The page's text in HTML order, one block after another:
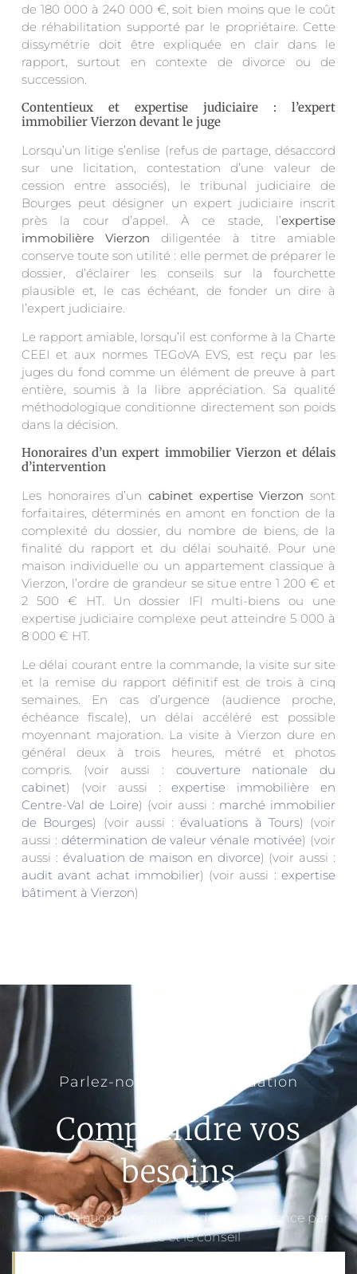
de 180 000 à 240 000 €, soit bien moins que le coût
de réhabilitation supporté par le propriétaire. Cette
dissymétrie doit être expliquée en clair dans le
rapport, surtout en contexte de divorce ou de
succession.
Contentieux et expertise judiciaire : l’expert
immobilier Vierzon devant le juge
Lorsqu’un litige s’enlise (refus de partage, désaccord
sur une licitation, contestation d’une valeur de
cession entre associés), le tribunal judiciaire de
Bourges peut désigner un expert judiciaire inscrit
près la cour d’appel. À ce stade, l’expertise
immobilière Vierzon diligentée à titre amiable
conserve toute son utilité : elle permet de préparer le
dossier, d’éclairer les conseils sur la fourchette
plausible et, le cas échéant, de fonder un dire à
l’expert judiciaire.
Le rapport amiable, lorsqu’il est conforme à la Charte
CEEI et aux normes TEGoVA EVS, est reçu par les
juges du fond comme un élément de preuve à part
entière, soumis à la libre appréciation. Sa qualité
méthodologique conditionne directement son poids
dans la décision.
Honoraires d’un expert immobilier Vierzon et délais
d’intervention
Les honoraires d’un cabinet expertise Vierzon sont
forfaitaires, déterminés en amont en fonction de la
complexité du dossier, du nombre de biens, de la
finalité du rapport et du délai souhaité. Pour une
maison individuelle ou un appartement classique à
Vierzon, l’ordre de grandeur se situe entre 1 200 € et
2 500 € HT. Un dossier IFI multi-biens ou une
expertise judiciaire complexe peut atteindre 5 000 à
8 000 € HT.
Le délai courant entre la commande, la visite sur site
et la remise du rapport définitif est de trois à cinq
semaines. En cas d’urgence (audience proche,
échéance fiscale), un délai accéléré est possible
moyennant majoration. La visite à Vierzon dure en
général deux à trois heures, métré et photos
compris. (voir aussi : couverture nationale du
cabinet) (voir aussi :expertise immobilière en
Centre-Val de Loire) (voir aussi : marché immobilier
de Bourges) (voir aussi :évaluations à Tours) (voir
aussi : détermination de valeur vénale motivée) (voir
aussi : évaluation de maison en divorce) (voir aussi :
audit avant achat immobilier) (voir aussi :expertise
bâtiment à Vierzon)
Parlez-nous de votre situation
Comprendre vos
besoins
Toute relation avec un mandant commence par
l’écoute et le conseil